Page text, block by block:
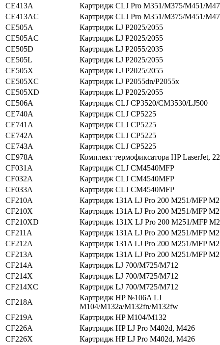
CE413A
Картридж CLJ Pro M351/M375/M451/
CE413AC
Картридж CLJ Pro M351/M375/M451/
CE505A
Картридж LJ P2025/2055
CE505AC
Картридж LJ P2025/2055
CE505D
Картридж LJ P2055/2035
CE505L
Картридж LJ P2025/2055
CE505X
Картридж LJ P2025/2055
CE505XC
Картридж LJ P2055dn/P2055x
CE505XD
Картридж LJ P2025/2055
CE506A
Картридж CLJ CP3520/CM3530/LJ500
CE740A
Картридж CLJ CP5225
CE741A
Картридж CLJ CP5225
CE742A
Картридж CLJ CP5225
CE743A
Картридж CLJ CP5225
CE978A
Комплект термофиксатора HP LaserJet,
CF031A
Картридж CLJ CM4540MFP
CF032A
Картридж CLJ CM4540MFP
CF033A
Картридж CLJ CM4540MFP
CF210A
Картридж 131A LJ Pro 200 M251/MFP
CF210X
Картридж 131A LJ Pro 200 M251/MFP
CF210XD
Картридж 131X LJ Pro 200 M251/MFP
CF211A
Картридж 131A LJ Pro 200 M251/MFP
CF212A
Картридж 131A LJ Pro 200 M251/MFP
CF213A
Картридж 131A LJ Pro 200 M251/MFP
CF214A
Картридж LJ 700/M725/M712
CF214X
Картридж LJ 700/M725/M712
CF214XC
Картридж LJ 700/M725/M712
CF218A
Картридж HP №106A LJ
M104/M132a/M132fn/M132fw
CF219A
Картридж HP M104/M132
CF226A
Картридж HP LJ Pro M402d, M426
CF226X
Картридж HP LJ Pro M402d, M426